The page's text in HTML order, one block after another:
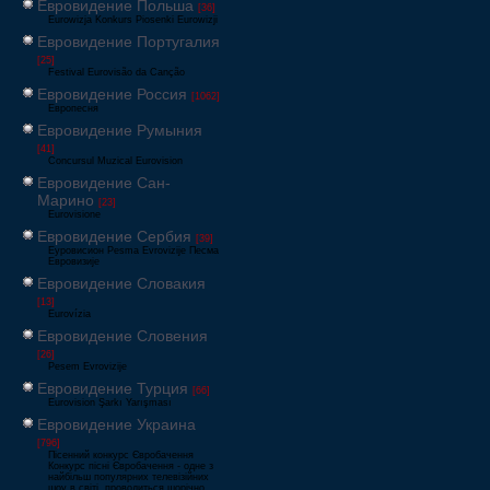
Евровидение Польша [36]
Eurowizja Konkurs Piosenki Eurowizji
Евровидение Португалия
[25]
Festival Eurovisão da Canção
Евровидение Россия [1062]
Европесня
Евровидение Румыния
[41]
Concursul Muzical Eurovision
Евровидение Сан-
Марино [23]
Eurovisione
Евровидение Сербия [39]
Еуровисион Pesma Evrovizije Песма
Евровизије
Евровидение Словакия
[13]
Eurovízia
Евровидение Словения
[26]
Pesem Evrovizije
Евровидение Турция [66]
Eurovision Şarkı Yarışması
Евровидение Украина
[796]
Пісенний конкурс Євробачення
Конкурс пісні Євробачення - одне з
найбільш популярних телевізійних
шоу в світі, проводиться щорічно,